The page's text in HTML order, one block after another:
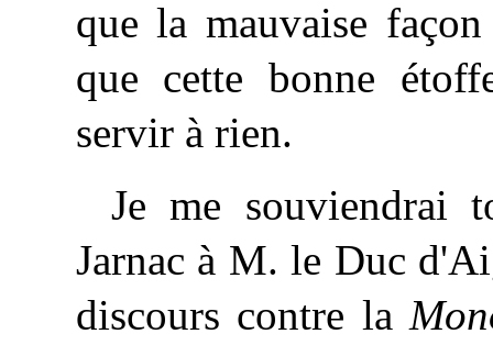
que la mauvaise
que cette bonne
servir à rien.
Je me souviendrai
Jarnac à M. le Duc
discours contre la